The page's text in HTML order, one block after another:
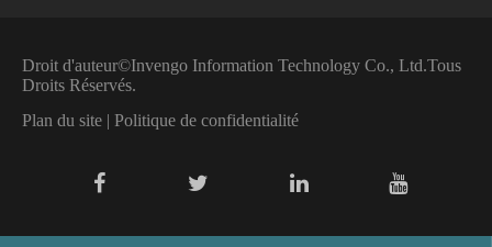
Droit d'auteur©Invengo Information Technology Co., Ltd.Tous
Droits Réservés.
Plan du site | Politique de confidentialité